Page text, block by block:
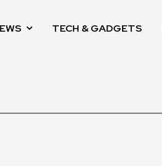
TECH & GADGETS